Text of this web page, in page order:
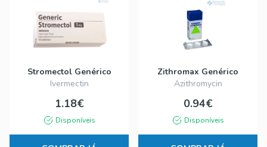
Stromectol Genérico
Ivermectin
1.18€
Disponíveis
Zithromax Genérico
Azithromycin
0.94€
Disponíveis